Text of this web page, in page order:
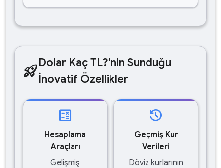
rocket_launchDolar Kaç TL?'nin Sunduğu
İnovatif Özellikler
calculate
Hesaplama
Araçları
Gelişmiş
history
Geçmiş Kur
Verileri
Döviz kurlarının